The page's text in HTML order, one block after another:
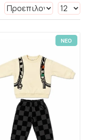
ΝΕΟ